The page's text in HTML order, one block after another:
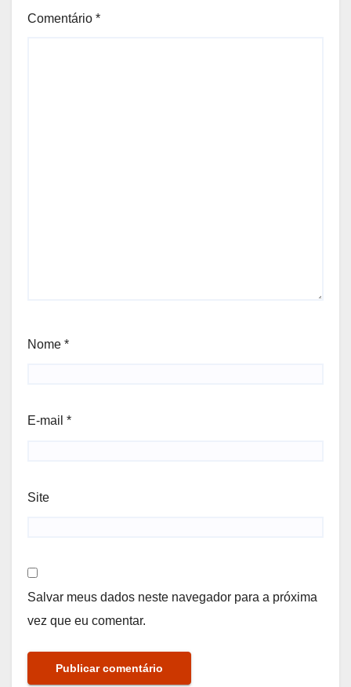
Comentário *
Nome *
E-mail *
Site
Salvar meus dados neste navegador para a próxima
vez que eu comentar.